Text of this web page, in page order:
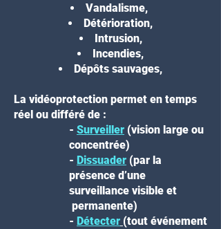
Vandalisme,
Détérioration,
Intrusion,
Incendies,
Dépôts sauvages,
La vidéoprotection permet en temps
réel ou différé de :
- Surveiller (vision large ou
concentrée)
- Dissuader (par la
présence d’une
surveillance visible et
permanente)
- Détecter (tout événement